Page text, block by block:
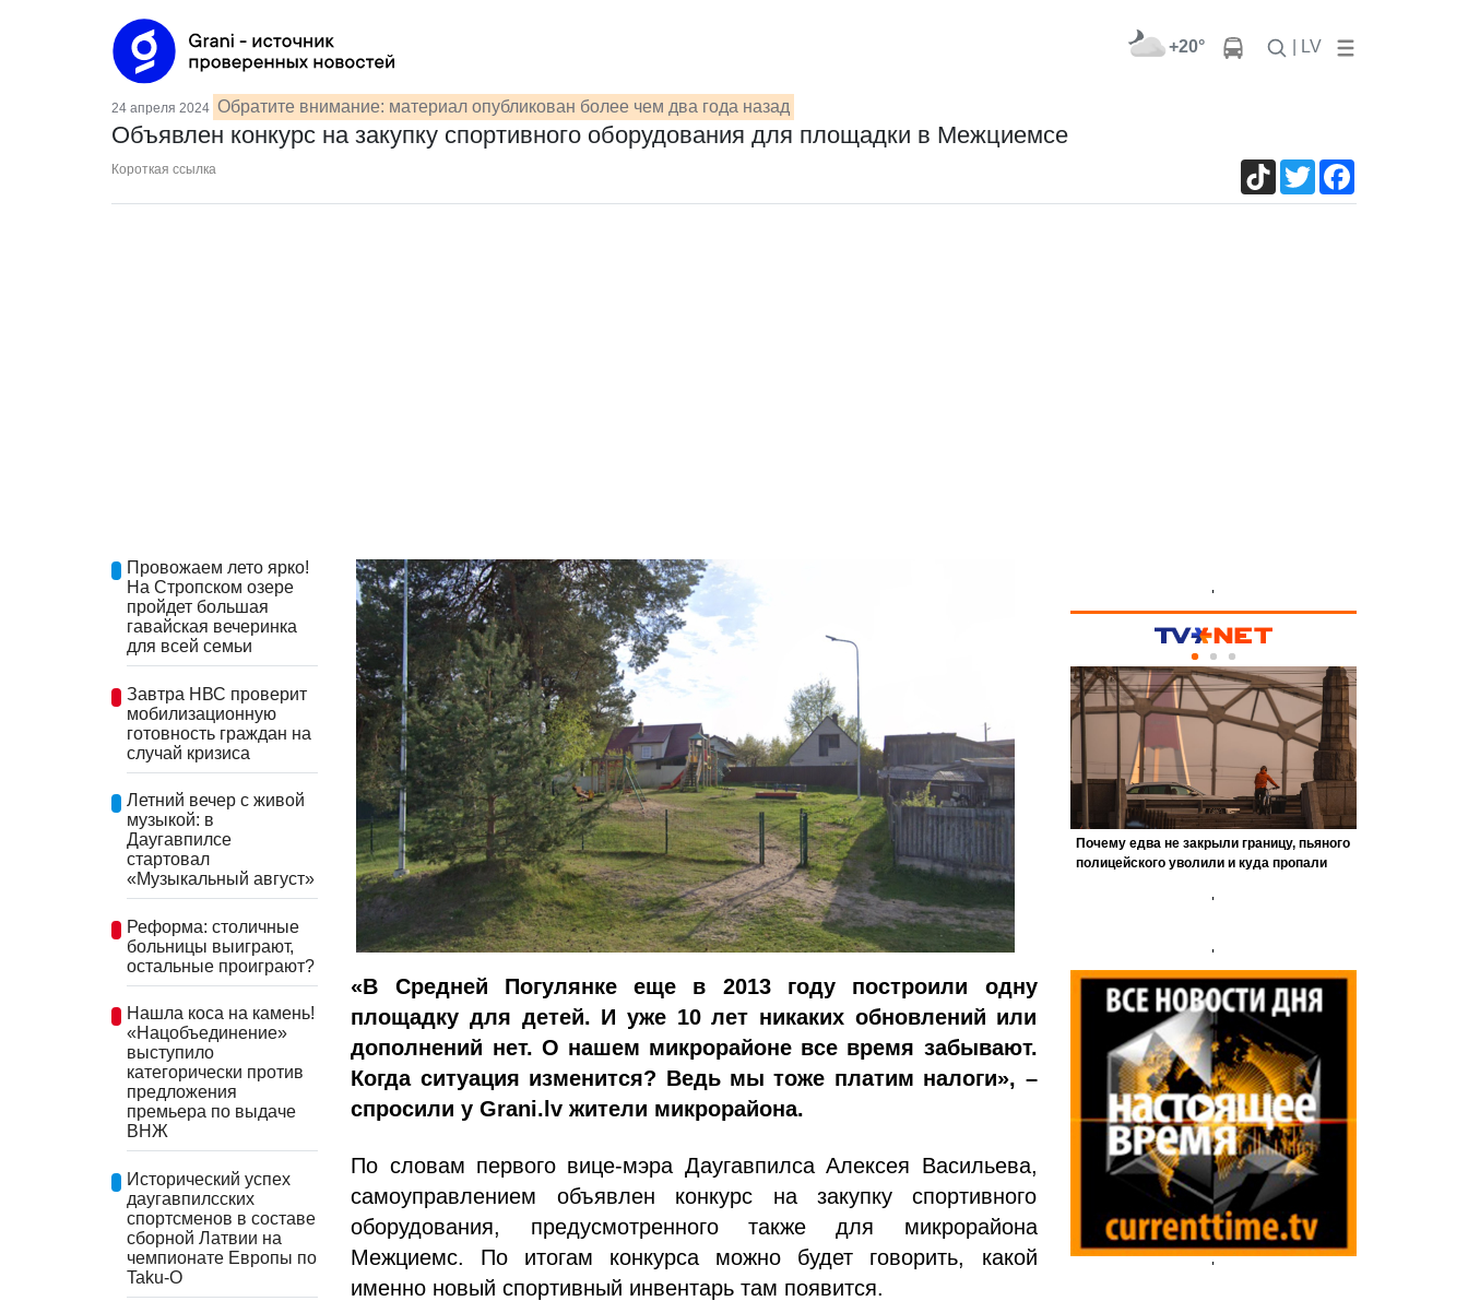
+20° | LV
24 апреля 2024 Обратите внимание: материал опубликован более чем два года назад
Объявлен конкурс на закупку спортивного оборудования для площадки в Межциемсе
Короткая ссылка TikTokTwitter
Провожаем лето ярко!
На Стропском озере
пройдет большая
гавайская вечеринка
для всей семьи
Завтра НВС проверит
мобилизационную
готовность граждан на
случай кризиса
Летний вечер с живой
музыкой: в
Даугавпилсе
стартовал
«Музыкальный август»
Реформа: столичные
больницы выиграют,
остальные проиграют?
Нашла коса на камень!
«Нацобъединение»
выступило
категорически против
предложения
премьера по выдаче
ВНЖ
Исторический успех
даугавпилсских
спортсменов в составе
сборной Латвии на
чемпионате Европы по
Taku-O
«В Средней Погулянке еще в 2013 году построили одну
площадку для детей. И уже 10 лет никаких обновлений или
дополнений нет. О нашем микрорайоне все время забывают.
Когда ситуация изменится? Ведь мы тоже платим налоги», –
спросили у Grani.lv жители микрорайона.
По словам первого вице-мэра Даугавпилса Алексея Васильева,
самоуправлением объявлен конкурс на закупку спортивного
оборудования, предусмотренного также для микрорайона
Межциемс. По итогам конкурса можно будет говорить, какой
именно новый спортивный инвентарь там появится.
'
'
'
'